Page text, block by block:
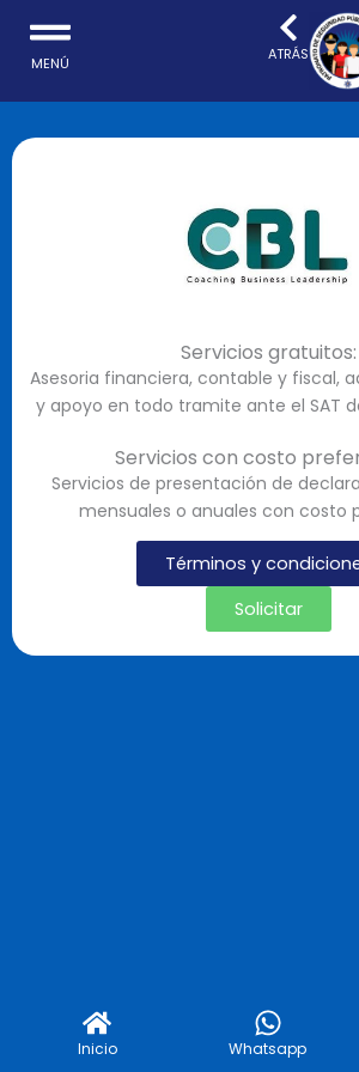
contenido
ATRÁS
MENÚ
Servicios gratuitos:
Asesoria financiera, contable y fiscal,
y apoyo en todo tramite ante el SAT
Servicios con costo
Servicios de presentación de
mensuales o anuales con costo
Términos y
Solicitar
Inicio Whatsapp